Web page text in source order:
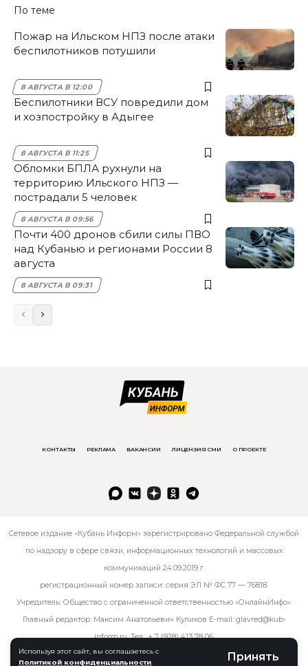
Используя этот сайт, вы соглашаетесь с
Политикой конфиденциальности
Принять
По теме
Пожар на Ильском НПЗ после атаки
беспилотников потушили
8 АВГУСТА В 12:00
Беспилотники ВСУ повредили дом
и хозпостройку в Адыгее
8 АВГУСТА В 11:25
Обломки БПЛА рухнули на
территорию Ильского НПЗ —
пострадали 5 человек
8 АВГУСТА В 09:56
Почти 400 дронов сбили силы ПВО
над Кубанью и регионами России 8
августа
8 АВГУСТА В 09:31
КОНТАКТЫ РЕКЛАМА ВАКАНСИИ ЛИЦЕНЗИЯ СМИ О ПРОЕКТЕ
Сетевое издание «Кубань Информ» зарегистрировано Федеральной службой
по надзору в сфере связи, информационных технологий и массовых
коммуникаций 24.09.2019 г.
регистрационный номер записи: серия ЭЛ № ФС 77 — 76818.
Учредитель: Общество с ограниченной ответственностью «ОнлайнИнфо».
Главный редактор: Максим Анатольевич Куликов E-mail: glavred@kub-
inform.ru. Тел.:+ 7 (928) 413 78 06.